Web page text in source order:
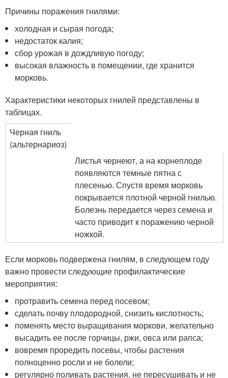
Причины поражения гнилями:
холодная и сырая погода;
недостаток калия;
сбор урожая в дождливую погоду;
высокая влажность в помещении, где хранится
морковь.
Характеристики некоторых гнилей представлены в
таблицах.
Черная гниль
(альтернариоз)
Листья чернеют, а на корнеплоде
появляются темные пятна с
плесенью. Спустя время морковь
покрывается плотной черной гнилью.
Болезнь передается через семена и
часто приводит к поражению черной
ножкой.
Если морковь подвержена гнилям, в следующем году
важно провести следующие профилактические
мероприятия:
протравить семена перед посевом;
сделать почву плодородной, снизить кислотность;
поменять место выращивания моркови, желательно
высадить ее после горчицы, ржи, овса или рапса;
вовремя проредить посевы, чтобы растения
полноценно росли и не болели;
регулярно поливать растения, не пересушивать и не